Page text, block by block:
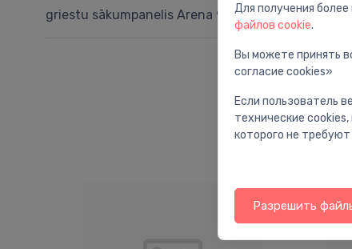
griestu sākumpanelis Arena 900, L-4500, lapā/
Для получения
файлов cookie.
Вы можете принять
согласие cookies»
Если пользователь
технические
которого не требуют
Разрешить